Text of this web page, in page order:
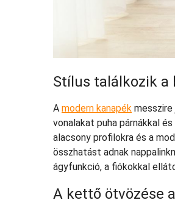
Stílus találkozik a
A modern kanapék
vonalakat puha párnákkal
alacsony profilokra és a
összhatást adnak
ágyfunkció, a fiókokkal
A kettő ötvözése